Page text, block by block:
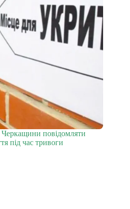
Черкащини повідомляти
під час тривоги